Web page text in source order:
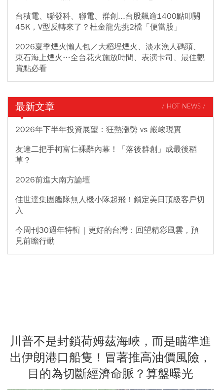
台積電、聯發科、聯電、群創...台股飆逾1400點叩關
45K，V型反轉來了？杜金龍先挑2檔「便當股」
2026夏季煙火懶人包／大稻埕煙火、淡水漁人碼頭、
東石海上煙火…全台花火施放時間、表演卡司、最佳觀
賞點必看
最新文章 / HOT NEWS /
2026年下半年投資展望：狂熱漲勢 vs 嚴峻現實
友達二把手柯富仁裸辭內幕！「落後群創」成最後稻
草？
2026前進大南方論壇
佳世達集團艦隊無人機小隊起飛！鎖定美日頂級客戶切
入
今周刊30週年特輯｜更好的台灣：回望精彩風雲，預
見前瞻行動
川普不是封鎖荷姆茲海峽，而是瞄準進
出伊朗港口船隻！冒著推高油價風險，
目的為切斷經濟命脈？算盤曝光